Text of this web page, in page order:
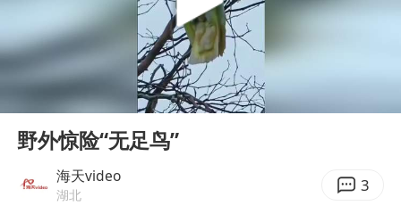
多地银行上调存款利率
朱一龙的鼻子怎么了
5万元以下微型代步车集体遇冷
Play
野外惊险“无足鸟”
海天video
湖北 3